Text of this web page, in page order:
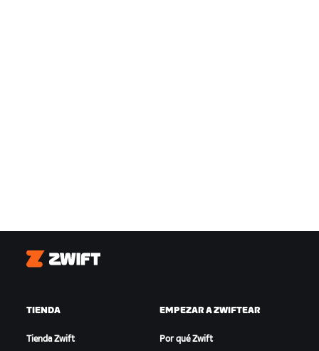
Zwift
TIENDA
Tienda Zwift
EMPEZAR A ZWIFTEAR
Por qué Zwift